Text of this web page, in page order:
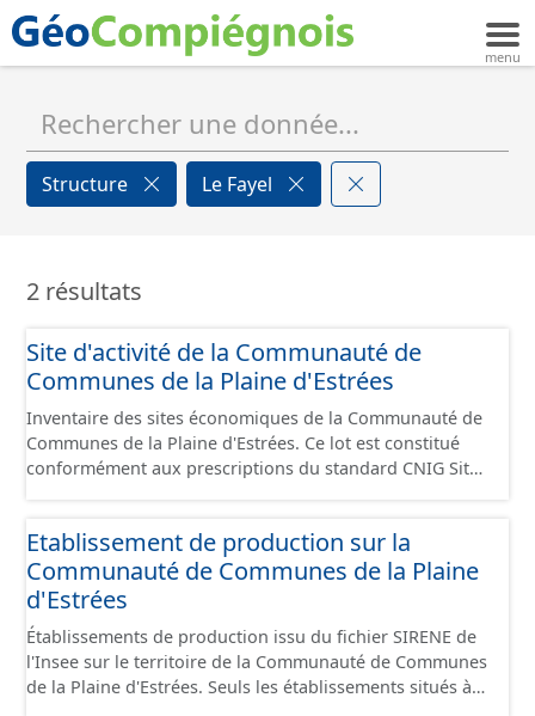
Structure Le Fayel
2 résultats
Site d'activité de la Communauté de
Communes de la Plaine d'Estrées
Inventaire des sites économiques de la Communauté de
Communes de la Plaine d'Estrées. Ce lot est constitué
conformément aux prescriptions du standard CNIG Sites
Etablissement de production sur la
Communauté de Communes de la Plaine
d'Estrées
Établissements de production issu du fichier SIRENE de
l'Insee sur le territoire de la Communauté de Communes
de la Plaine d'Estrées. Seuls les établissements situés à